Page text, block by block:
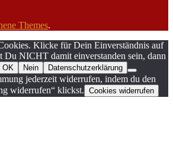
Themes.
Klicke für Dein Einverständnis auf
Du NICHT damit einverstanden sein, dann
OK Nein Datenschutzerklärung
jederzeit widerrufen, indem du den
widerrufen“ klickst. Cookies widerrufen